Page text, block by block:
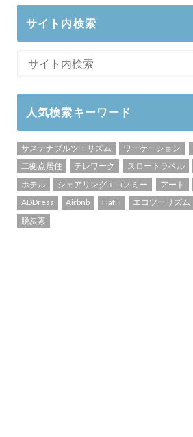
サイト内検索
人気検索キーワード
サステナブルツーリズム ワーケーション
二拠点居住
テレワーク スロートラベル
ホテル
シェアリングエコノミー アート
ADDress
Airbnb HafH エコツーリズム
脱炭素